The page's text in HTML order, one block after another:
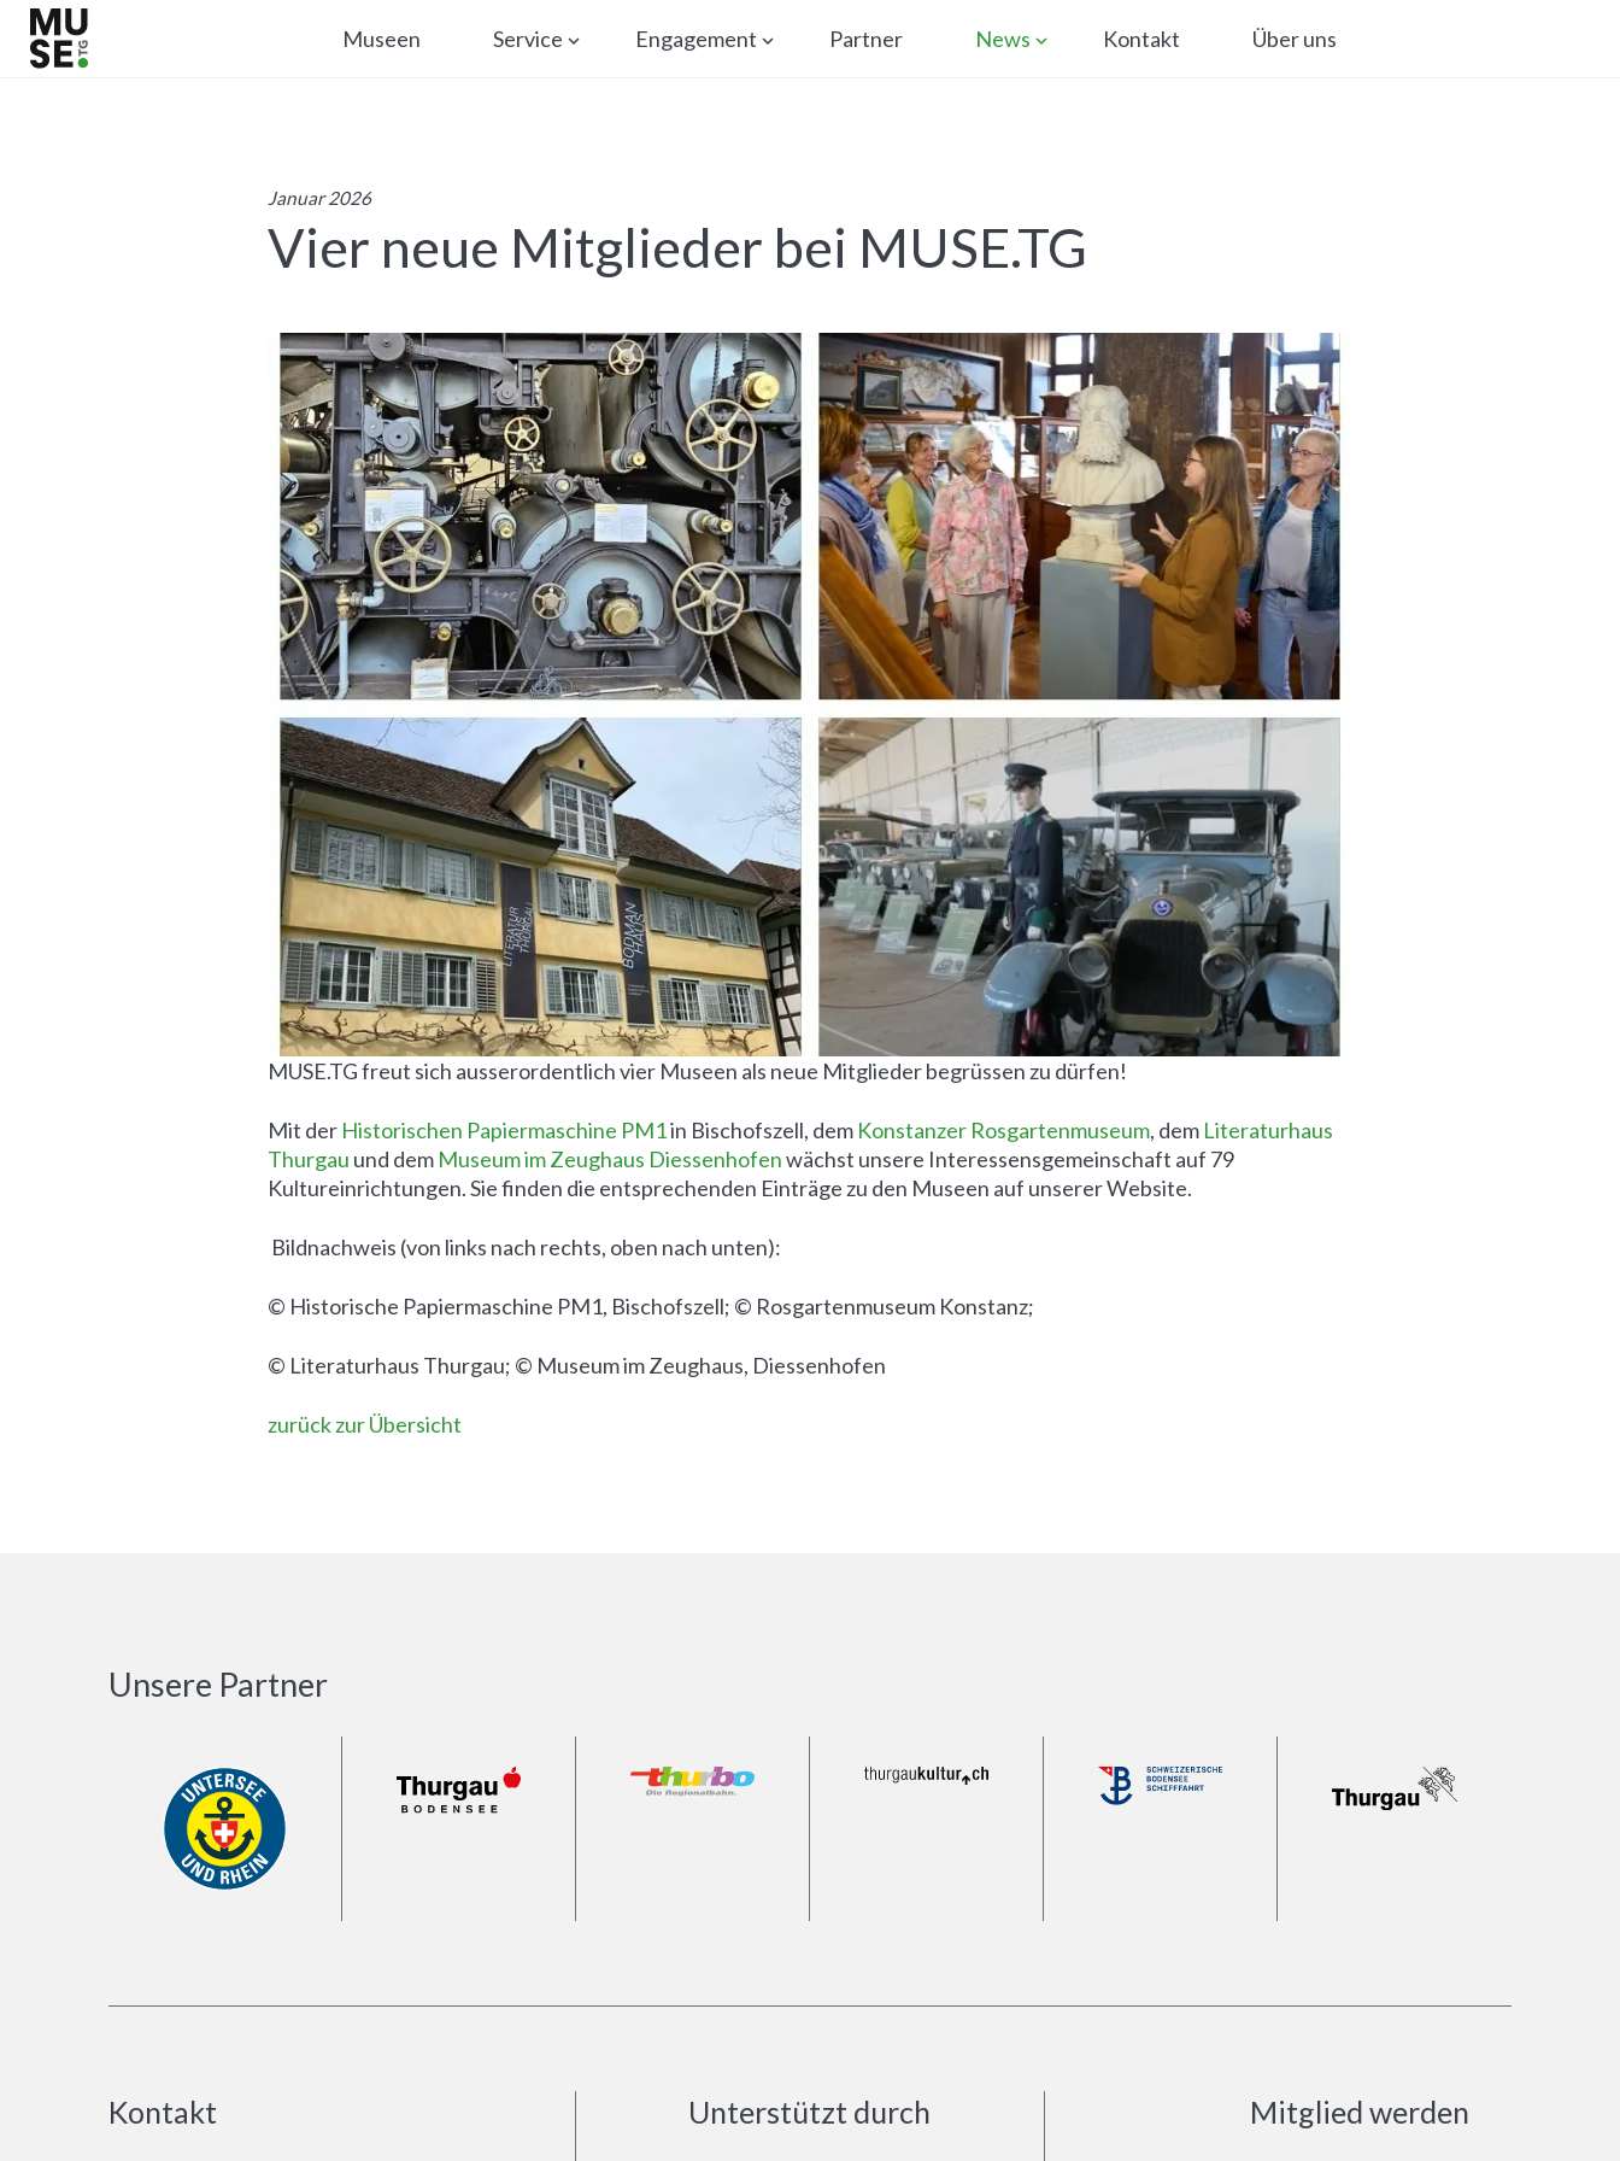
Museen Service Engagement Partner News Kontakt Über uns
Januar 2026
Vier neue Mitglieder bei MUSE.TG
MUSE.TG freut sich ausserordentlich vier Museen als neue Mitglieder begrüssen zu dürfen!
Mit der Historischen Papiermaschine PM1in Bischofszell, dem Konstanzer Rosgartenmuseum, dem Literaturhaus
Thurgau und dem Museum im Zeughaus Diessenhofenwächst unsere Interessensgemeinschaft auf 79
Kultureinrichtungen. Sie finden die entsprechenden Einträge zu den Museen auf unserer Website.
Bildnachweis (von links nach rechts, oben nach unten):
© Historische Papiermaschine PM1, Bischofszell; © Rosgartenmuseum Konstanz;
© Literaturhaus Thurgau; © Museum im Zeughaus, Diessenhofen
zurück zur Übersicht
Unsere Partner
Kontakt Unterstützt durch Mitglied werden